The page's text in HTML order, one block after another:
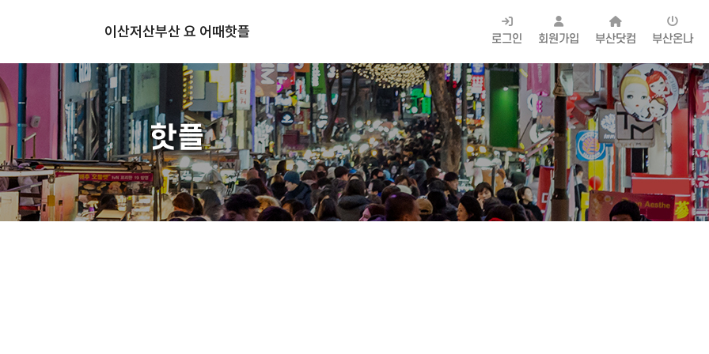
이산저산부산 요 어때핫플 로그인 회원가입 부산닷컴 부산온나
핫플